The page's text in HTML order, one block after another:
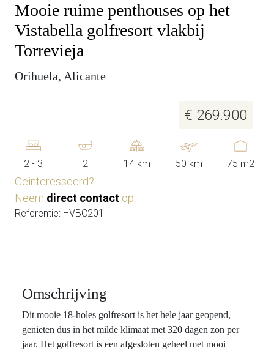
Mooie ruime penthouses op het
Vistabella golfresort vlakbij
Torrevieja
Orihuela, Alicante
€ 269.900
2 - 3 2 14 km 50 km 75 m2
Geinteresseerd?
Neem direct contact op
Referentie: HVBC201
Omschrijving
Dit mooie 18-holes golfresort is het hele jaar geopend,
genieten dus in het milde klimaat met 320 dagen zon per
jaar. Het golfresort is een afgesloten geheel met mooi